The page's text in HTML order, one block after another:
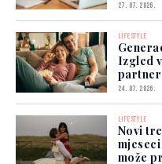
27. 07. 2026.
LIFESTYLE
Izgled
24. 07. 2026.
LIFESTYLE
Novi
može